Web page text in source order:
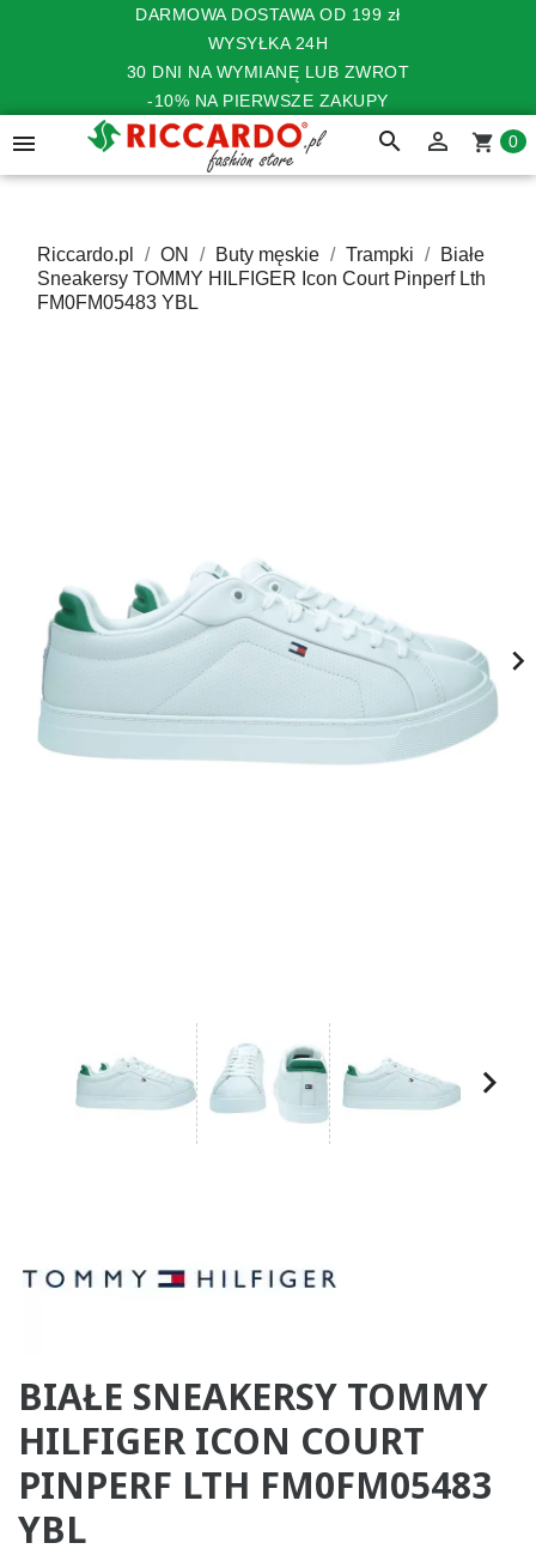
DARMOWA DOSTAWA OD 199 zł
WYSYŁKA 24H
30 DNI NA WYMIANĘ LUB ZWROT
-10% NA PIERWSZE ZAKUPY
 search  shopping_cart 0
Riccardo.pl ON Buty męskie Trampki
Białe
Sneakersy TOMMY HILFIGER Icon Court Pinperf Lth
FM0FM05483 YBL

BIAŁE SNEAKERSY TOMMY
HILFIGER ICON COURT
PINPERF LTH FM0FM05483
YBL